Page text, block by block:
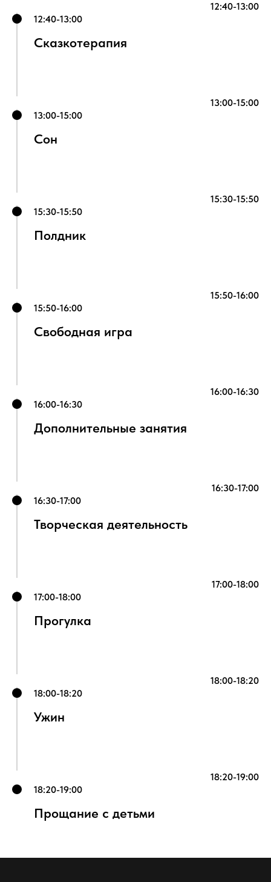
12:40-13:00
12:40-13:00
Сказкотерапия
13:00-15:00
13:00-15:00
Сон
15:30-15:50
15:30-15:50
Полдник
15:50-16:00
15:50-16:00
Свободная игра
16:00-16:30
16:00-16:30
Дополнительные занятия
16:30-17:00
16:30-17:00
Творческая деятельность
17:00-18:00
17:00-18:00
Прогулка
18:00-18:20
18:00-18:20
Ужин
18:20-19:00
18:20-19:00
Прощание с детьми